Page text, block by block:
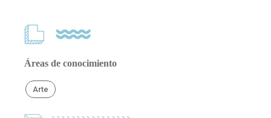
Áreas de conocimiento
Arte